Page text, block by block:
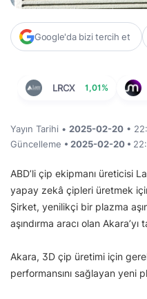
Google'da bizi tercih et
LRCX 1,01%
Yayın Tarihi • 2025-02-20 •
Güncelleme • 2025-02-20 •
ABD’li çip ekipmanı üreticisi
yapay zekâ çipleri üretmek
Şirket, yenilikçi bir plazma
aşındırma aracı olan Akara’yı
Akara, 3D çip üretimi için
performansını sağlayan yeni